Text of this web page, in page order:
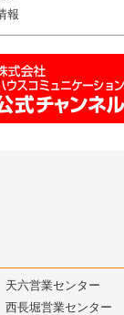
報
天六営業センター
西長堀営業センター